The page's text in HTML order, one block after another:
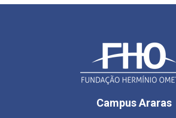
Campus Araras